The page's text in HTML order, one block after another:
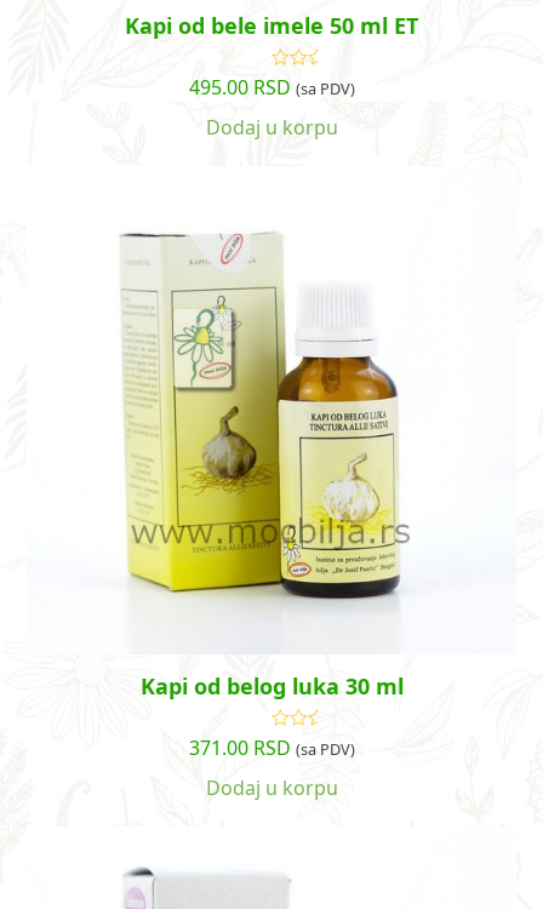
Kapi od bele imele 50 ml ET
Ocenjeno
sa5.00od
495.00 RSD (sa PDV)
Dodaj u korpu
Kapi od belog luka 30 ml
Ocenjeno
sa4.86od
371.00 RSD (sa PDV)
Dodaj u korpu